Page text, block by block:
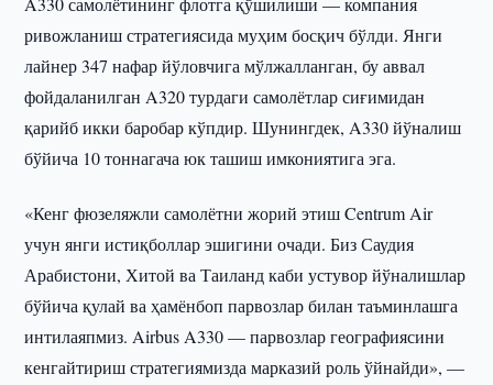
ривожланиш стратегиясида муҳим босқич бўлди. Янги
лайнер 347 нафар йўловчига мўлжалланган, бу аввал
фойдаланилган A320 турдаги самолётлар сиғимидан
қарийб икки баробар кўпдир. Шунингдек, A330 йўналиш
бўйича 10 тоннагача юк ташиш имкониятига эга.
«Кенг фюзеляжли самолётни жорий этиш Centrum Air
учун янги истиқболлар эшигини очади. Биз Саудия
Арабистони, Хитой ва Таиланд каби устувор йўналишлар
бўйича қулай ва ҳамёнбоп парвозлар билан таъминлашга
интилаяпмиз. Airbus A330 — парвозлар географиясини
кенгайтириш стратегиямизда марказий роль ўйнайди», —